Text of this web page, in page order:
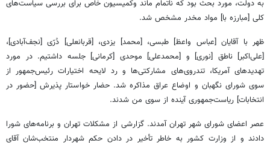
به دولت، مورد بحث بود که ناتمام ماند وکمیسیون خاص برای بررسی سیاست‌های‌
کلی [مبارزه با] مواد مخدر مشخص شد.
ظهر با آقایان [عباس واعظ] طبسی، [محمد] یزدی، [قربانعلی] دُرّی [نجف‌آبادی]،
[علی‌اکبر] ناطق [نوری] و [محمدعلی] موحدی [کرمانی] جلسه داشتیم. در مورد
تهدیدهای‌ آمریکا، تندروی‌های مشارکتی‌ها و رد لایحه اختیارات رئیس‌جمهور از
سوی شورای نگهبان و اوضاع عراق مذاکره شد. حضار خواستار پذیرش [حضور در
انتخابات] ریاست‌جمهوری آینده از سوی من شدند.
عصر اعضای شورای شهر تهران آمدند. گزارشی از مشکلات تهران و برنامه‌های شورا
دادند و از وزارت ‌کشور به خاطر تأخیر در دادن حکم شهردار منتخب‌شان‌ آقای